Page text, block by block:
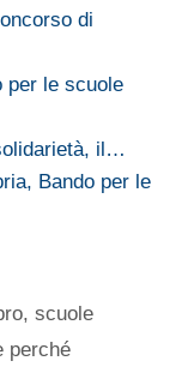
di
per le scuole
il…
Bando per le
,scuole
perché